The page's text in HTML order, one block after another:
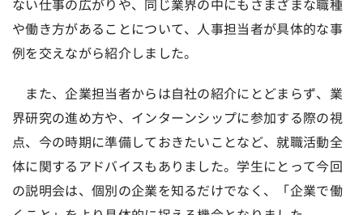
ない仕事の広がりや、同じ業界の中にもさまざまな職種
や働き方があることについて、人事担当者が具体的な事
例を交えながら紹介しました。
また、企業担当者からは自社の紹介にとどまらず、業
界研究の進め方や、インターンシップに参加する際の視
点、今の時期に準備しておきたいことなど、就職活動全
体に関するアドバイスもありました。学生にとって今回
の説明会は、個別の企業を知るだけでなく、「企業で働